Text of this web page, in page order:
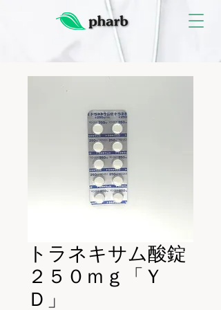
トラネキサム酸錠
２５０ｍｇ「Ｙ
Ｄ」